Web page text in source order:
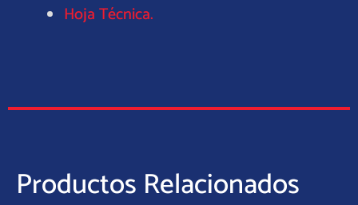
Hoja Técnica.
Productos Relacionados